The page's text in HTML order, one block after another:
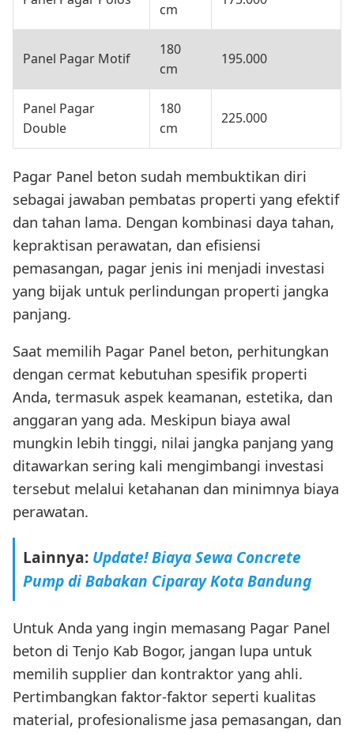
cm
Panel Pagar Motif
180
cm
195.000
Panel Pagar
Double
180
cm
225.000
Pagar Panel beton sudah membuktikan diri
sebagai jawaban pembatas properti yang efektif
dan tahan lama. Dengan kombinasi daya tahan,
kepraktisan perawatan, dan efisiensi
pemasangan, pagar jenis ini menjadi investasi
yang bijak untuk perlindungan properti jangka
panjang.
Saat memilih Pagar Panel beton, perhitungkan
dengan cermat kebutuhan spesifik properti
Anda, termasuk aspek keamanan, estetika, dan
anggaran yang ada. Meskipun biaya awal
mungkin lebih tinggi, nilai jangka panjang yang
ditawarkan sering kali mengimbangi investasi
tersebut melalui ketahanan dan minimnya biaya
perawatan.
Lainnya: Update! Biaya Sewa Concrete
Pump di Babakan Ciparay Kota Bandung
Untuk Anda yang ingin memasang Pagar Panel
beton di Tenjo Kab Bogor, jangan lupa untuk
memilih supplier dan kontraktor yang ahli.
Pertimbangkan faktor-faktor seperti kualitas
material, profesionalisme jasa pemasangan, dan